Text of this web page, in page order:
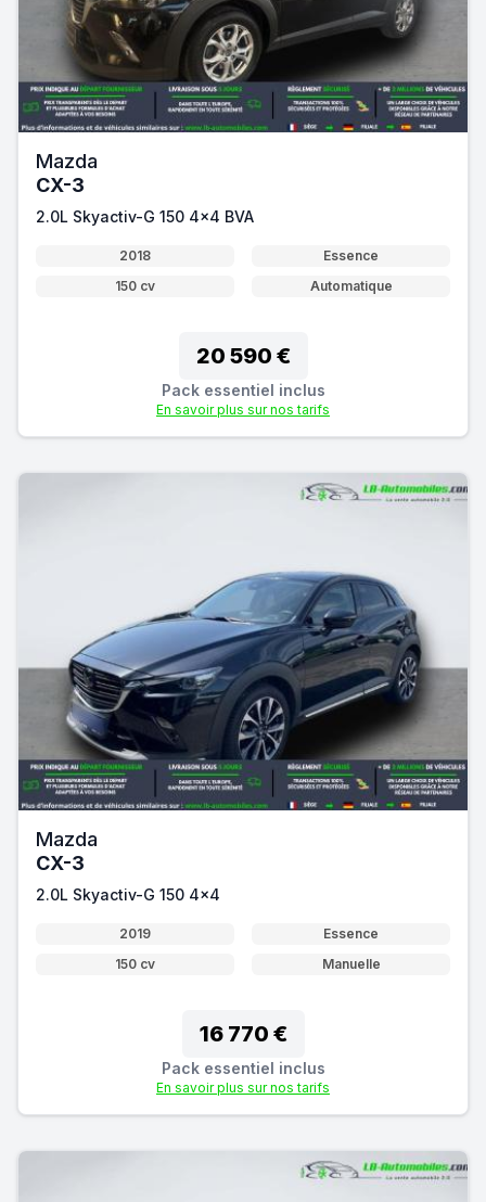
Mazda
CX-3
2.0L Skyactiv-G 150 4x4 BVA
2018
Essence
150 cv
Automatique
20 590 €
Pack essentiel inclus
En savoir plus sur nos tarifs
Mazda
CX-3
2.0L Skyactiv-G 150 4x4
2019
Essence
150 cv
Manuelle
16 770 €
Pack essentiel inclus
En savoir plus sur nos tarifs